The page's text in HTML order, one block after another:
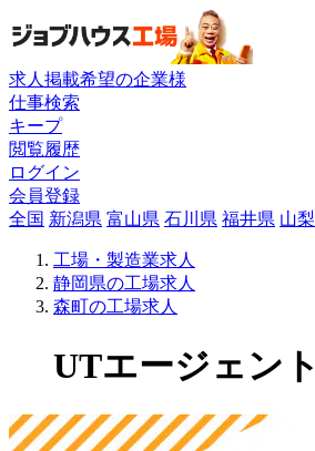
求人掲載希望の企業様
仕事検索
キープ
閲覧履歴
ログイン
会員登録
全国 新潟県 富山県 石川県 福井県 山
工場・製造業求人
静岡県の工場求人
森町の工場求人
UTエージェン